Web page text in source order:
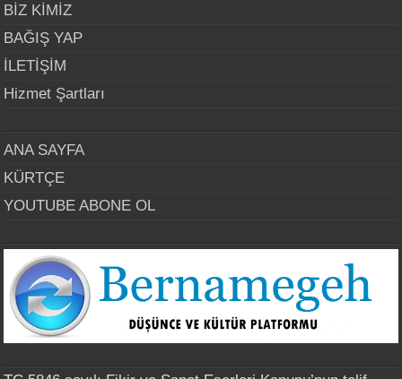
BİZ KİMİZ
BAĞIŞ YAP
İLETİŞİM
Hizmet Şartları
ANA SAYFA
KÜRTÇE
YOUTUBE ABONE OL